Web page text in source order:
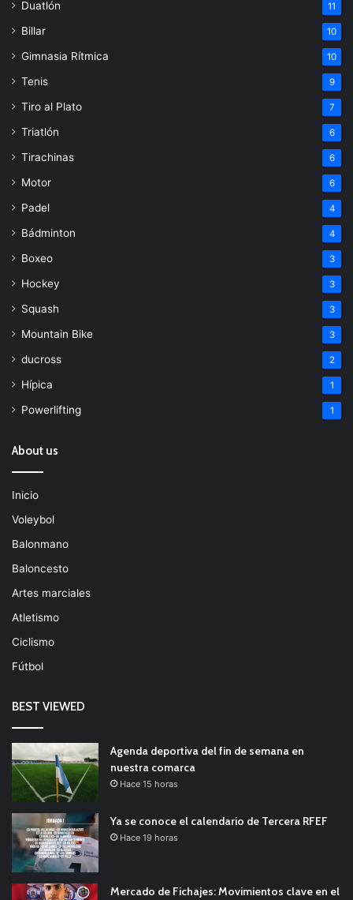
Duatlón 11
Billar 10
Gimnasia Rítmica 10
Tenis 9
Tiro al Plato 7
Triatlón 6
Tirachinas 6
Motor 6
Padel 4
Bádminton 4
Boxeo 3
Hockey 3
Squash 3
Mountain Bike 3
ducross 2
Hípica 1
Powerlifting 1
About us
Inicio
Voleybol
Balonmano
Baloncesto
Artes marciales
Atletismo
Ciclismo
Fútbol
BEST VIEWED
Agenda deportiva del fin de semana en
nuestra comarca
Hace 15 horas
Ya se conoce el calendario de Tercera RFEF
Hace 19 horas
Mercado de Fichajes: Movimientos clave en el